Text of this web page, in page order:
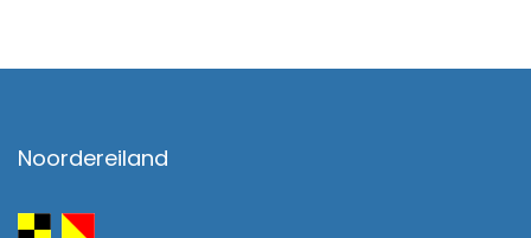
Noordereiland